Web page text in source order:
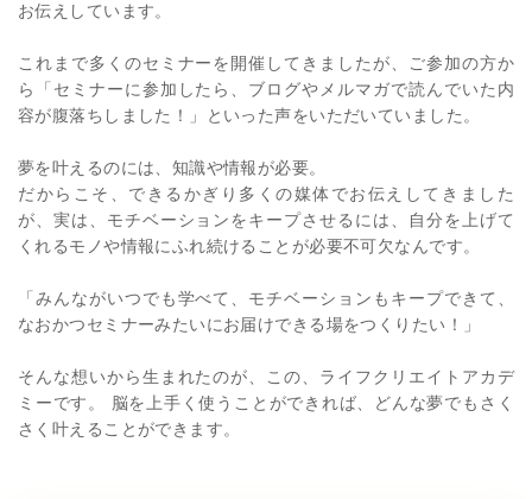
お伝えしています。
これまで多くのセミナーを開催してきましたが、ご参加の方か
ら「セミナーに参加したら、ブログやメルマガで読んでいた内
容が腹落ちしました！」といった声をいただいていました。
夢を叶えるのには、知識や情報が必要。
だからこそ、できるかぎり多くの媒体でお伝えしてきました
が、実は、モチベーションをキープさせるには、自分を上げて
くれるモノや情報にふれ続けることが必要不可欠なんです。
「みんながいつでも学べて、モチベーションもキープできて、
なおかつセミナーみたいにお届けできる場をつくりたい！」
そんな想いから生まれたのが、この、ライフクリエイトアカデ
ミーです。 脳を上手く使うことができれば、どんな夢でもさく
さく叶えることができます。